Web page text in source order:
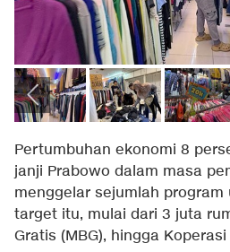
Pertumbuhan ekonomi 8
janji Prabowo dalam masa
menggelar sejumlah program
target itu, mulai dari 3 juta
Gratis (MBG), hingga